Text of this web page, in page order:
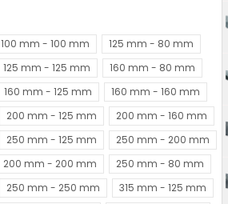
100 mm - 100 mm
125 mm - 80 mm
125 mm - 125 mm
160 mm - 80 mm
160 mm - 125 mm
160 mm - 160 mm
200 mm - 125 mm
200 mm - 160 mm
250 mm - 125 mm
250 mm - 200 mm
200 mm - 200 mm
250 mm - 80 mm
250 mm - 250 mm
315 mm - 125 mm